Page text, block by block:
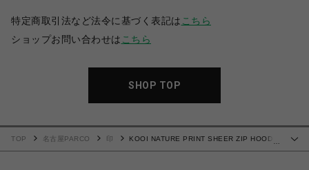
特定商取引法など法令に基づく表記は こちら
ショップお問い合わせは こちら
SHOP TOP
…
TOP 名古屋PARCO 印
KOOI NATURE PRINT SHEER ZIP HOODIE